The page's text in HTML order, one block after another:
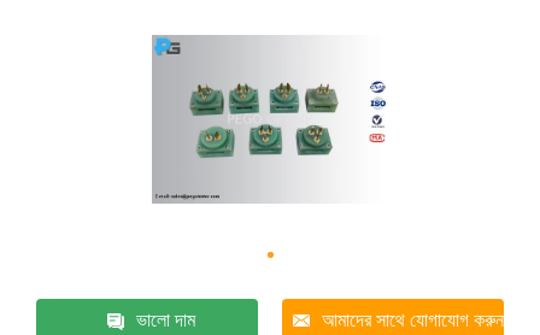
ভালো দাম আমাদের সাথে যোগাযোগ করুন